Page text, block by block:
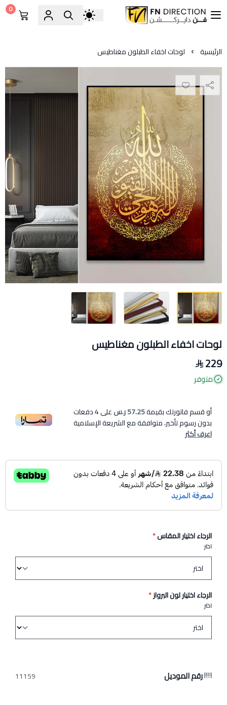
فن دايركشن
0
الرئيسية لوحات اخفاء الطبلون مغناطيس
لوحات اخفاء الطبلون مغناطيس
229
متوفر
أو قسم فاتورتك بقيمة57.25 ر.س على4دفعات
بدون رسوم تأخير، متوافقة مع الشريعة الإسلامية
اعرف أكثر
الرجاء اختيار المقاس*
اختر
الرجاء اختيار لون البرواز*
اختر
رقم الموديل 11159